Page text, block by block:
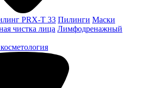
PRX-T 33 Пилинги Маски
чистка лица Лимфодренажный